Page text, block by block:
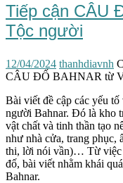
Tiếp cận CÂU
Tộc người
12/04/2024 thanhdiavnh
CÂU ĐỐ BAHNAR từ
Bài viết đề cập các yếu
người Bahnar. Đó là kho
vật chất và tinh thần tạo
như nhà cửa, trang phục,
thi, lời nói vần)… Từ việc
đố, bài viết nhằm khái
Bahnar.